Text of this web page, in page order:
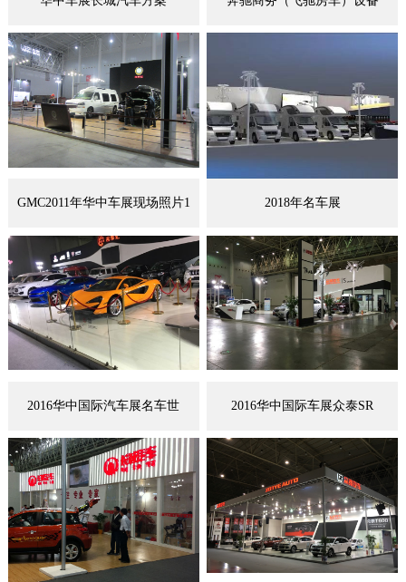
GMC2011年华中车展现场照片1 2018年名车展
2016华中国际汽车展名车世 2016华中国际车展众泰SR